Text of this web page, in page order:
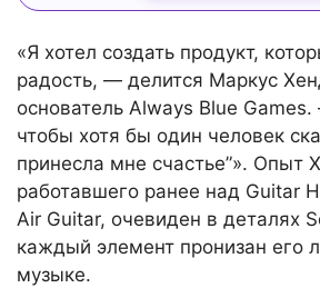
«Я хотел создать продукт,
радость, — делится Маркус
основатель Always Blue
чтобы хотя бы один человек
принесла мне счастье”». Опыт
работавшего ранее над Guitar
Air Guitar, очевиден в деталях
каждый элемент пронизан его
музыке.